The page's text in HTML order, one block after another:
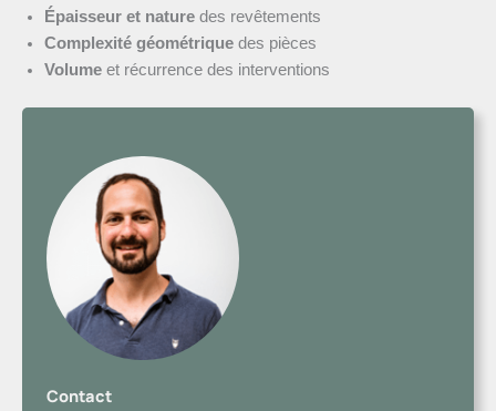
Épaisseur et nature des revêtements
Complexité géométrique des pièces
Volume et récurrence des interventions
Contact